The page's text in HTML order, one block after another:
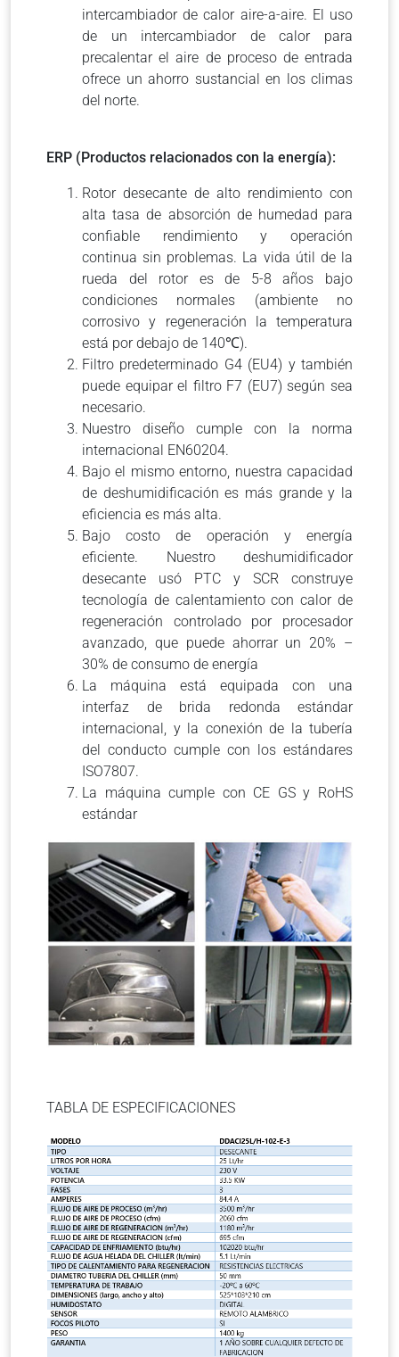
intercambiador de calor aire-a-aire. El uso
de un intercambiador de calor para
precalentar el aire de proceso de entrada
ofrece un ahorro sustancial en los climas
del norte.
ERP (Productos relacionados con la energía):
Rotor desecante de alto rendimiento con
alta tasa de absorción de humedad para
confiable rendimiento y operación
continua sin problemas. La vida útil de la
rueda del rotor es de 5-8 años bajo
condiciones normales (ambiente no
corrosivo y regeneración la temperatura
está por debajo de 140℃).
Filtro predeterminado G4 (EU4) y también
puede equipar el filtro F7 (EU7) según sea
necesario.
Nuestro diseño cumple con la norma
internacional EN60204.
Bajo el mismo entorno, nuestra capacidad
de deshumidificación es más grande y la
eficiencia es más alta.
Bajo costo de operación y energía
eficiente. Nuestro deshumidificador
desecante usó PTC y SCR construye
tecnología de calentamiento con calor de
regeneración controlado por procesador
avanzado, que puede ahorrar un 20% –
30% de consumo de energía
La máquina está equipada con una
interfaz de brida redonda estándar
internacional, y la conexión de la tubería
del conducto cumple con los estándares
ISO7807.
La máquina cumple con CE GS y RoHS
estándar
TABLA DE ESPECIFICACIONES